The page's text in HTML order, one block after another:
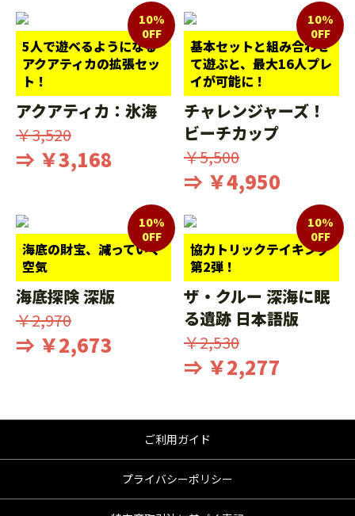
5人で遊べるようになる
アクアティカの拡張セッ
ト！
10%
0FF
アクアティカ：氷海
￥3,520
⇒ ￥3,168
基本セットと組み合わせ
て遊ぶと、最大16人プレ
イが可能に！
10%
0FF
チャレンジャーズ！
ビーチカップ
￥5,500
⇒ ￥4,950
海底の財宝、減っていく
空気
10%
0FF
海底探険 深版
￥2,970
⇒ ￥2,673
協力トリックテイキング
第2弾！
10%
0FF
ザ・クルー 深海に眠
る遺跡 日本語版
￥2,530
⇒ ￥2,277
ご利用ガイド
プライバシーポリシー